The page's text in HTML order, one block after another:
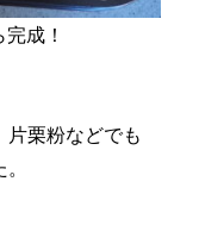
成！
栗粉などでも